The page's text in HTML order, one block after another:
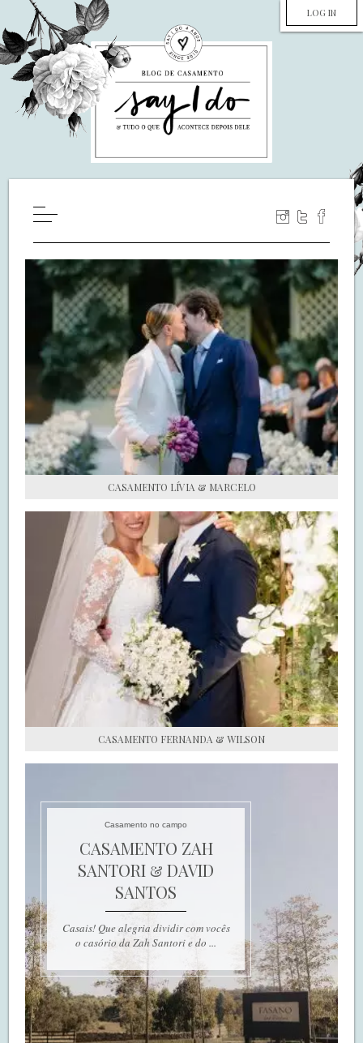
LOG IN
WILL YOU MARRY ME?
LUA DE MEL
COZINHA
DECORAÇÃO
DE NOIVA PRA NOIVA
S.O.S CASADAS
FALE COM O SAY I DO
CASAMENTO LÍVIA & MARCELO
CASAMENTO FERNANDA & WILSON
Casamento no campo
CASAMENTO ZAH
SANTORI & DAVID
SANTOS
Casais! Que alegria dividir com vocês
o casório da Zah Santori e do ...